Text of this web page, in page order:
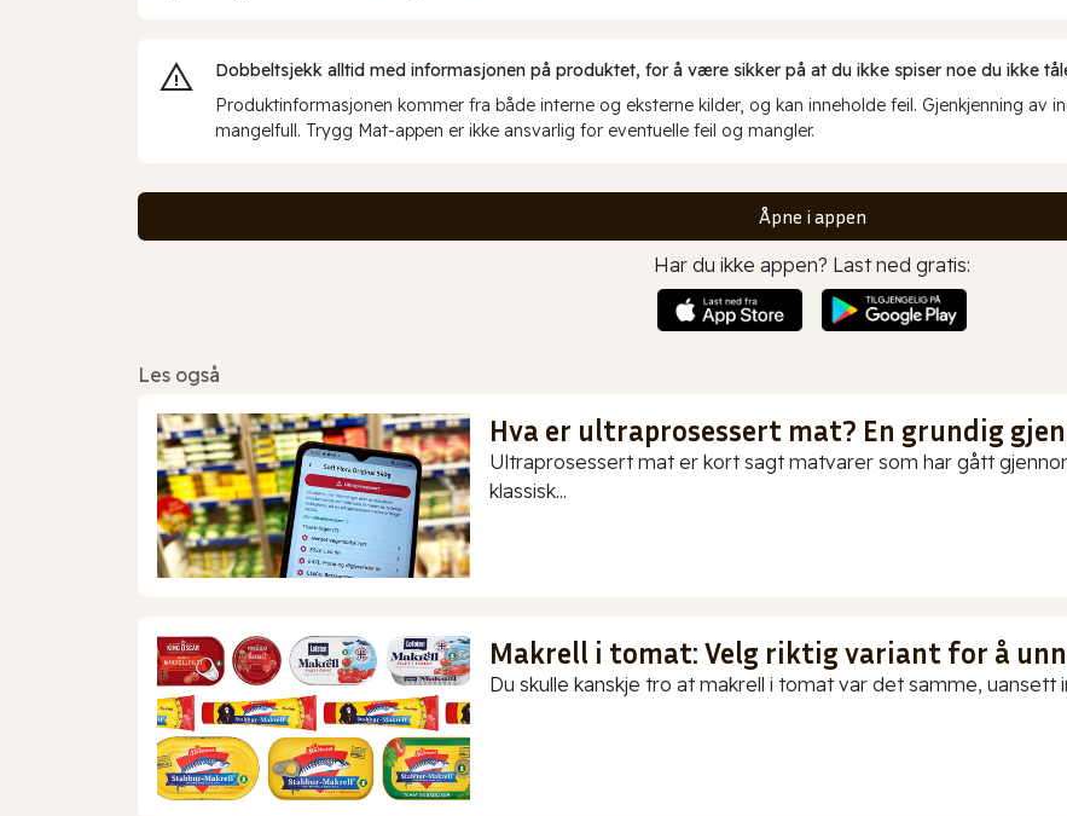
Dobbeltsjekk alltid med informasjonen på produktet, for å være sikker på at du ikke spiser noe du ikke
Produktinformasjonen kommer fra både interne og eksterne kilder, og kan inneholde feil. Gjenkjenning av
mangelfull. Trygg Mat-appen er ikke ansvarlig for eventuelle feil og mangler.
Åpne i appen
Har du ikke appen? Last ned gratis:
Les også
Hva er ultraprosessert mat? En grundig
Ultraprosessert mat er kort sagt matvarer som har gått
klassisk...
Makrell i tomat: Velg riktig variant for å
Du skulle kanskje tro at makrell i tomat var det samme, uansett